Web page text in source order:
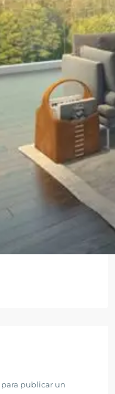
para publicar un